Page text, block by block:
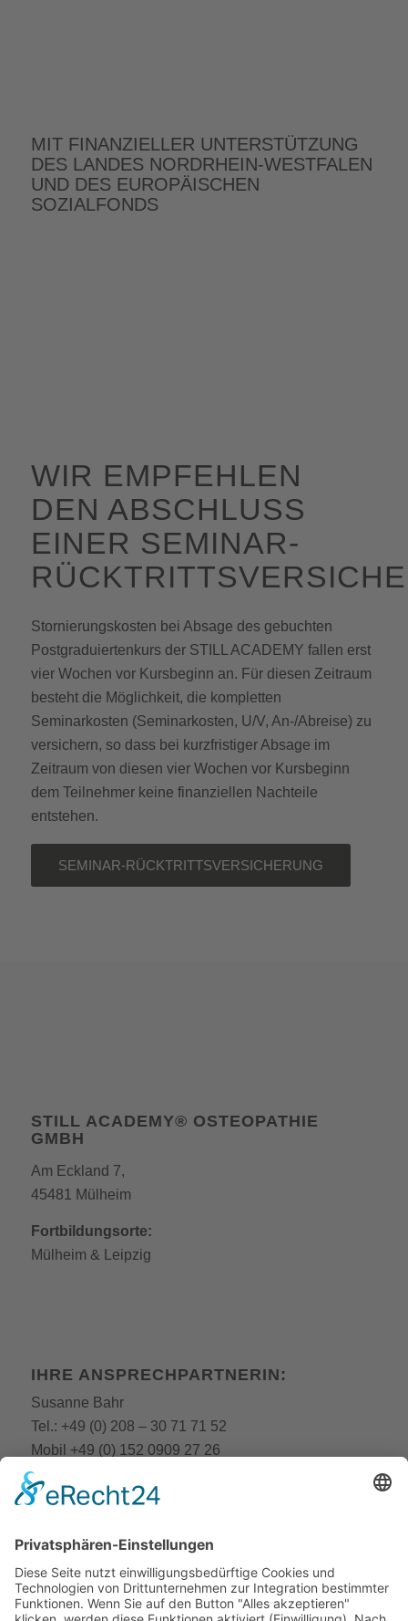
MIT FINANZIELLER UNTERSTÜTZUNG
DES LANDES NORDRHEIN-WESTFALEN
UND DES EUROPÄISCHEN
SOZIALFONDS
WIR EMPFEHLEN
DEN ABSCHLUSS
EINER SEMINAR-
Stornierungskosten bei Absage des gebuchten
Postgraduiertenkurs der STILL ACADEMY fallen erst
vier Wochen vor Kursbeginn an. Für diesen Zeitraum
besteht die Möglichkeit, die kompletten
Seminarkosten (Seminarkosten, U/V, An-/Abreise) zu
versichern, so dass bei kurzfristiger Absage im
Zeitraum von diesen vier Wochen vor Kursbeginn
dem Teilnehmer keine finanziellen Nachteile
entstehen.
SEMINAR-RÜCKTRITTSVERSICHERUNG
STILL ACADEMY® OSTEOPATHIE
GMBH
Am Eckland 7,
45481 Mülheim
Fortbildungsorte:
Mülheim & Leipzig
IHRE ANSPRECHPARTNERIN:
Susanne Bahr
Tel.: +49 (0) 208 – 30 71 71 52
Mobil +49 (0) 152 0909 27 26
E-Mail:
E-Mail:bahr @still-academy.de